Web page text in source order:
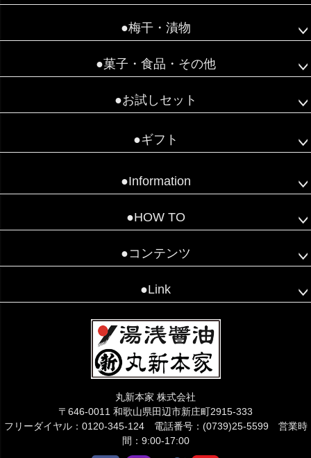
●梅干・漬物
●菓子・食品・その他
●お試しセット
●ギフト
●Information
●HOW TO
●コンテンツ
●Link
丸新本家 株式会社
〒646-0011 和歌山県田辺市新庄町2915-333
フリーダイヤル：0120-345-124 電話番号：(0739)25-5599 営業時
間：9:00-17:00